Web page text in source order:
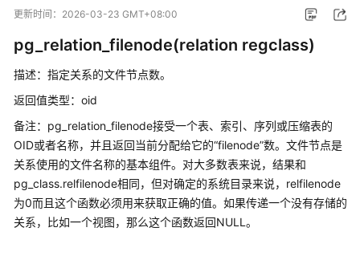
态
服
公
告
产
品
介
绍
计
更新时间： 2026-03-23 GMT+08:00
pg_relation_filenode(relation regclass)
描述：指定关系的文件节点数。
返回值类型：oid
备注：pg_relation_filenode接受一个表、索引、序列或压缩表的
OID或者名称，并且返回当前分配给它的“filenode”数。文件节点是
关系使用的文件名称的基本组件。对大多数表来说，结果和
pg_class.relfilenode相同，但对确定的系统目录来说，relfilenode
为0而且这个函数必须用来获取正确的值。如果传递一个没有存储的
关系，比如一个视图，那么这个函数返回NULL。